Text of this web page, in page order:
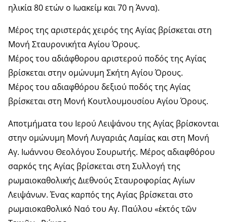
ηλικία 80 ετών ο Ιωακείμ και 70 η Άννα).
Μέρος της αριστεράς χειρός της Αγίας βρίσκεται στη
Μονή Σταυρονικήτα Αγίου Όρους.
Μέρος του αδιάφθορου αριστερού ποδός της Αγίας
βρίσκεται στην ομώνυμη Σκήτη Αγίου Όρους.
Μέρος του αδιαφθόρου δεξιού ποδός της Αγίας
βρίσκεται στη Μονή Κουτλουμουσίου Αγίου Όρους.
Αποτμήματα του Ιερού Λειψάνου της Αγίας βρίσκονται
στην ομώνυμη Μονή Λυγαριάς Λαμίας και στη Μονή
Αγ. Ιωάννου Θεολόγου Σουρωτής. Μέρος αδιαφθόρου
σαρκός της Αγίας βρίσκεται στη Συλλογή της
ρωμαιοκαθολικής Διεθνούς Σταυροφορίας Αγίων
Λειψάνων. Ένας καρπός της Αγίας βρίσκεται στο
ρωμαιοκαθολικό Ναό του Αγ. Παύλου «ἐκτός τῶν